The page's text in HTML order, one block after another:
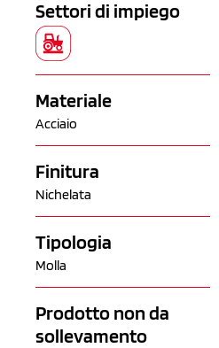
Settori di impiego
Materiale
Acciaio
Finitura
Nichelata
Tipologia
Molla
Prodotto non da
sollevamento